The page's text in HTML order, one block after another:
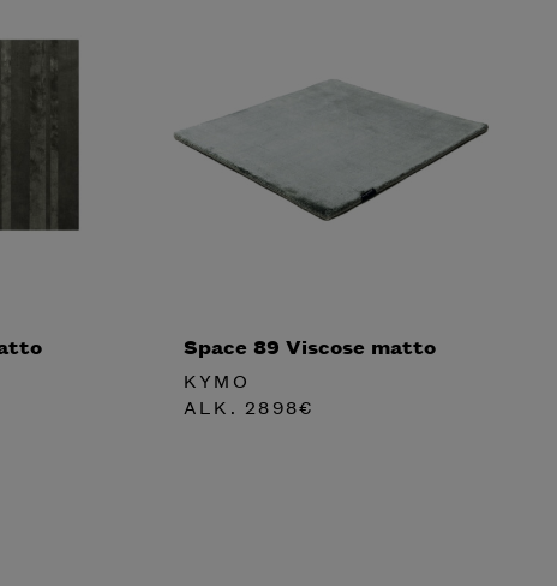
Space 89 Viscose matto
KYMO
ALK.
2898€